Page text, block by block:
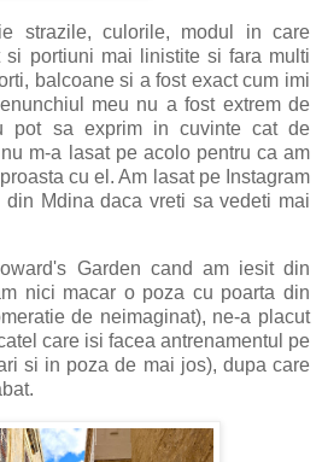
strazile, culorile, modul in care
si portiuni mai linistite si fara multi
balcoane si a fost exact cum imi
meu nu a fost extrem de
pot sa exprim in cuvinte cat de
m-a lasat pe acolo pentru ca am
cu el. Am lasat pe Instagram
Mdina daca vreti sa vedeti mai
Garden cand am iesit din
nici macar o poza cu poarta din
de neimaginat), ne-a placut
care isi facea antrenamentul pe
si in poza de mai jos), dupa care